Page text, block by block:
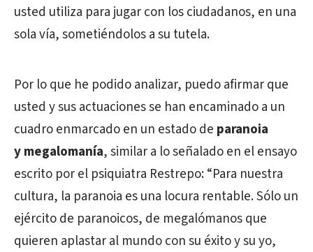
usted utiliza para jugar con los ciudadanos, en una
sola vía, sometiéndolos a su tutela.
Por lo que he podido analizar, puedo afirmar que
usted y sus actuaciones se han encaminado a un
cuadro enmarcado en un estado de paranoia
y megalomanía, similar a lo señalado en el ensayo
escrito por el psiquiatra Restrepo: “Para nuestra
cultura, la paranoia es una locura rentable. Sólo un
ejército de paranoicos, de megalómanos que
quieren aplastar al mundo con su éxito y su yo,